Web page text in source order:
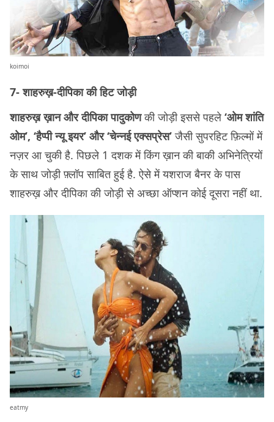
koimoi
7- शाहरुख़-दीपिका की हिट जोड़ी
शाहरुख़ ख़ान और दीपिका पादुकोणकी जोड़ी इससे पहले ‘ओम शांति
ओम’, ‘हैप्पी न्यू इयर’ और ‘चेन्नई एक्सप्रेस’जैसी सुपरहिट फ़िल्मों में
नज़र आ चुकी है. पिछले 1 दशक में किंग ख़ान की बाकी अभिनेत्रियों
के साथ जोड़ी फ़्लॉप साबित हुई है. ऐसे में यशराज बैनर के पास
शाहरुख़ और दीपिका की जोड़ी से अच्छा ऑप्शन कोई दूसरा नहीं था.
eatmy